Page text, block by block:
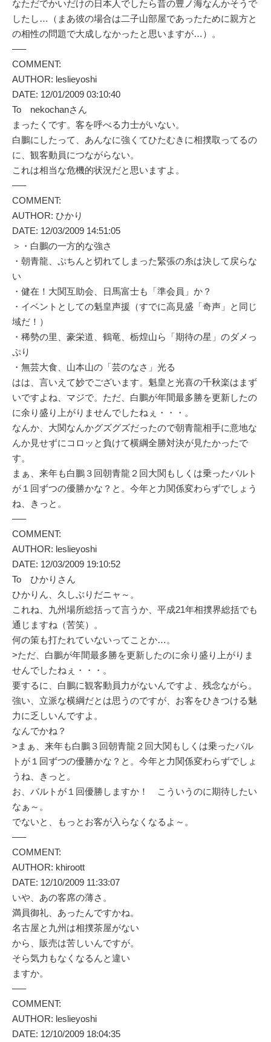
なただでかいだけの日本人でしたら昔の豊ノ海なんかそうで
したし…（まあ彼の場合は二子山部屋であったために親方と
の相性の問題で大成しなかったと思いますが…）。
—–
COMMENT:
AUTHOR: leslieyoshi
DATE: 12/01/2009 03:10:40
To nekochanさん
まったくです。客を呼べる力士がいない。
白鵬にしたって、あんなに強くてひたむきに相撲取ってるの
に、観客動員につながらない。
これは相当な危機的状況だと思いますよ。
—–
COMMENT:
AUTHOR: ひかり
DATE: 12/03/2009 14:51:05
＞・白鵬の一方的な強さ
・朝青龍、ぷちんと切れてしまった緊張の糸は決して戻らな
い
・健在！大関互助会、日馬富士も「準会員」か？
・イベントとしての魁皇声援（すでに高見盛「奇声」と同じ
域だ！）
・稀勢の里、豪栄道、鶴竜、栃煌山ら「期待の星」のダメっ
ぷり
・無芸大食、山本山の「芸のなさ」光る
はは、言いえて妙でございます。魁皇と光喜の千秋楽はまず
いですよね、マジで。ただ、白鵬が年間最多勝を更新したの
に余り盛り上がりませんでしたねぇ・・・。
なんか、大関なんかグズグズだったので朝青龍相手に意地な
んか見せずにコロッと負けて横綱全勝対決が見たかったで
す。
まぁ、来年も白鵬３回朝青龍２回大関もしくは乗ったバルト
が１回ずつの優勝かな？と。今年と力関係変わらずでしょう
ね、きっと。
—–
COMMENT:
AUTHOR: leslieyoshi
DATE: 12/03/2009 19:10:52
To ひかりさん
ひかりん、久しぶりだニャ～。
これね、九州場所総括って言うか、平成21年相撲界総括でも
通じますね（苦笑）。
何の策も打たれていないってことか…。
>ただ、白鵬が年間最多勝を更新したのに余り盛り上がりま
せんでしたねぇ・・・。
要するに、白鵬に観客動員力がないんですよ、残念ながら。
強い、立派な横綱だとは思うのですが、お客をひきつける魅
力に乏しいんですよ。
なんでかね？
>まぁ、来年も白鵬３回朝青龍２回大関もしくは乗ったバル
トが１回ずつの優勝かな？と。今年と力関係変わらずでしょ
うね、きっと。
お、バルトが１回優勝しますか！ こういうのに期待したい
なぁ～。
でないと、もっとお客が入らなくなるよ～。
—–
COMMENT:
AUTHOR: khiroott
DATE: 12/10/2009 11:33:07
いや、あの客席の薄さ。
満員御礼、あったんですかね。
名古屋と九州は相撲茶屋がない
から、販売は苦しいんですが。
そら気力もなくなるんと違い
ますか。
—–
COMMENT:
AUTHOR: leslieyoshi
DATE: 12/10/2009 18:04:35